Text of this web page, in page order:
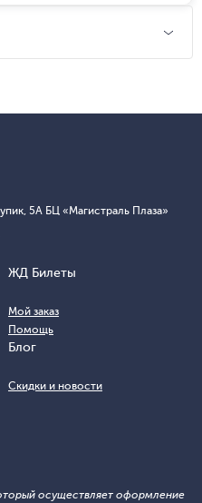
5А БЦ «Магистраль Плаза»
ЖД Билеты
Мой заказ
Помощь
Блог
Скидки и новости
осуществляет оформление